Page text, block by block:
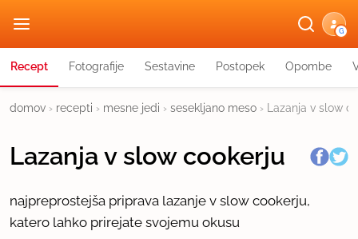
G
Recept Fotografije Sestavine Postopek Opombe
domov › recepti › mesne jedi › sesekljano meso › Lazanja v slow
Lazanja v slow cookerju
najpreprostejša priprava lazanje v slow cookerju,
katero lahko prirejate svojemu okusu